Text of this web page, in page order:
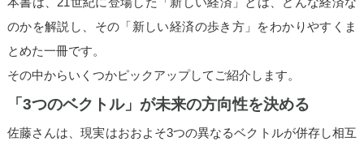
のかを解説し、その「新しい経済の歩き方」をわかりやすくま
とめた一冊です。
その中からいくつかピックアップしてご紹介します。
「3つのベクトル」が未来の方向性を決める
佐藤さんは、現実はおおよそ3つの異なるベクトルが併存し相互